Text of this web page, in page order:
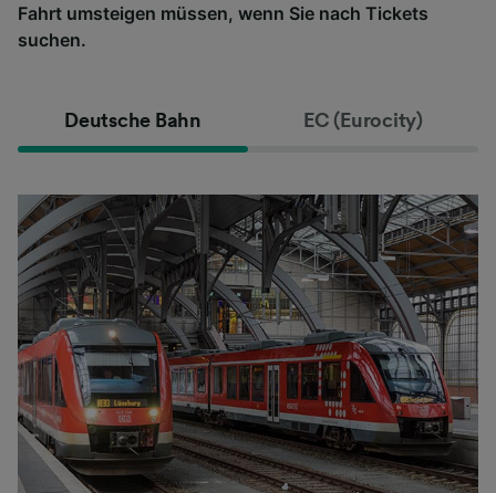
Fahrt umsteigen müssen, wenn Sie nach Tickets
suchen.
Deutsche Bahn EC (Eurocity)